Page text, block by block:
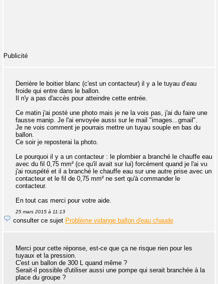
Publicité
Derrière le boitier blanc (c'est un contacteur) il y a le tuyau d’eau
froide qui entre dans le ballon.
Il n'y a pas d'accès pour atteindre cette entrée.
Ce matin j'ai posté une photo mais je ne la vois pas, j'ai du faire une
fausse manip. Je l'ai envoyée aussi sur le mail "images...gmail".
Je ne vois comment je pourrais mettre un tuyau souple en bas du
ballon.
Ce soir je reposterai la photo.
Le pourquoi il y a un contacteur : le plombier a branché le chauffe eau
avec du fil 0,75 mm² (ce qu'il avait sur lui) forcément quand je l'ai vu
j'ai rouspété et il a branché le chauffe eau sur une autre prise avec un
contacteur et le fil de 0,75 mm² ne sert qu'à commander le
contacteur.
En tout cas merci pour votre aide.
25 mars 2015 à 11:13
consulter ce sujet Problème vidange ballon d'eau chaude
Merci pour cette réponse, est-ce que ça ne risque rien pour les
tuyaux et la pression.
C'est un ballon de 300 L quand même ?
Serait-il possible d'utiliser aussi une pompe qui serait branchée à la
place du groupe ?